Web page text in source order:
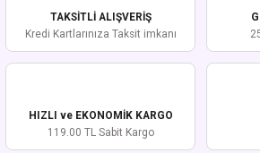
Ürün resmi kalitesiz, bozuk veya
Ürün fiyatı diğer sitelerden daha pahalı.
Bu ürüne benzer farklı alternatifler olmalı.
TAKSİTLİ ALIŞVERİŞ
Kredi Kartlarınıza Taksit imkanı
HIZLI ve EKONOMİK KARGO
119.00 TL Sabit Kargo